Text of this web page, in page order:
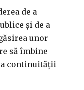
de a
şi de a
unor
să îmbine
continuităţii